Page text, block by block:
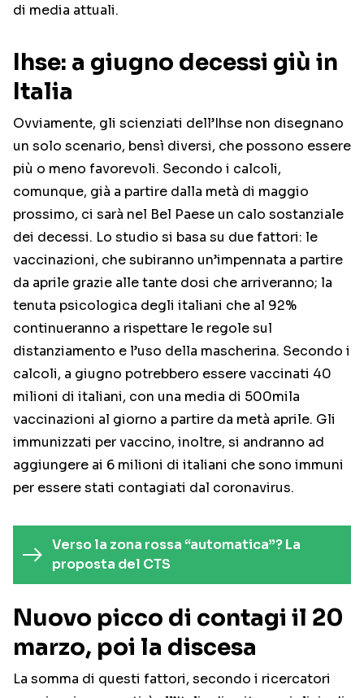
di media attuali.
Ihse: a giugno decessi giù in
Italia
Ovviamente, gli scienziati dell’Ihse non disegnano
un solo scenario, bensì diversi, che possono essere
più o meno favorevoli. Secondo i calcoli,
comunque, già a partire dalla metà di maggio
prossimo, ci sarà nel Bel Paese un calo sostanziale
dei decessi. Lo studio si basa su due fattori: le
vaccinazioni, che subiranno un’impennata a partire
da aprile grazie alle tante dosi che arriveranno; la
tenuta psicologica degli italiani che al 92%
continueranno a rispettare le regole sul
distanziamento e l’uso della mascherina. Secondo i
calcoli, a giugno potrebbero essere vaccinati 40
milioni di italiani, con una media di 500mila
vaccinazioni al giorno a partire da metà aprile. Gli
immunizzati per vaccino, inoltre, si andranno ad
aggiungere ai 6 milioni di italiani che sono immuni
per essere stati contagiati dal coronavirus.
Verso la zona rossa “automatica”? La
proposta del CTS
Nuovo picco di contagi il 20
marzo, poi la discesa
La somma di questi fattori, secondo i ricercatori